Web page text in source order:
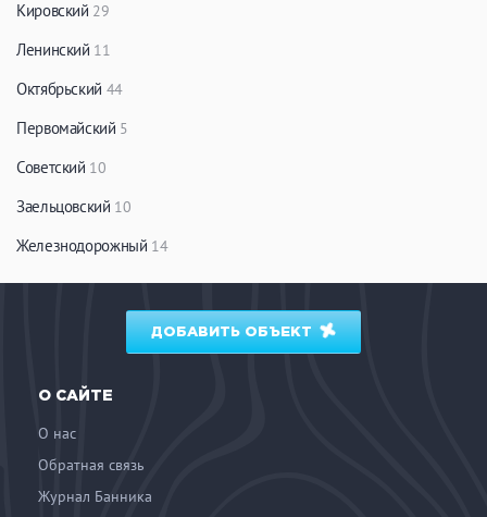
Кировский 29
Ленинский 11
Октябрьский 44
Первомайский 5
Советский 10
Заельцовский 10
Железнодорожный 14
ДОБАВИТЬ ОБЪЕКТ
О САЙТЕ
О нас
Обратная связь
Журнал Банника